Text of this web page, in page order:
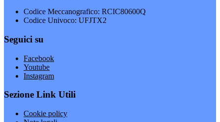
Codice Meccanografico: RCIC80600Q
Codice Univoco: UFJTX2
Seguici su
Facebook
Youtube
Instagram
Sezione Link Utili
Cookie policy